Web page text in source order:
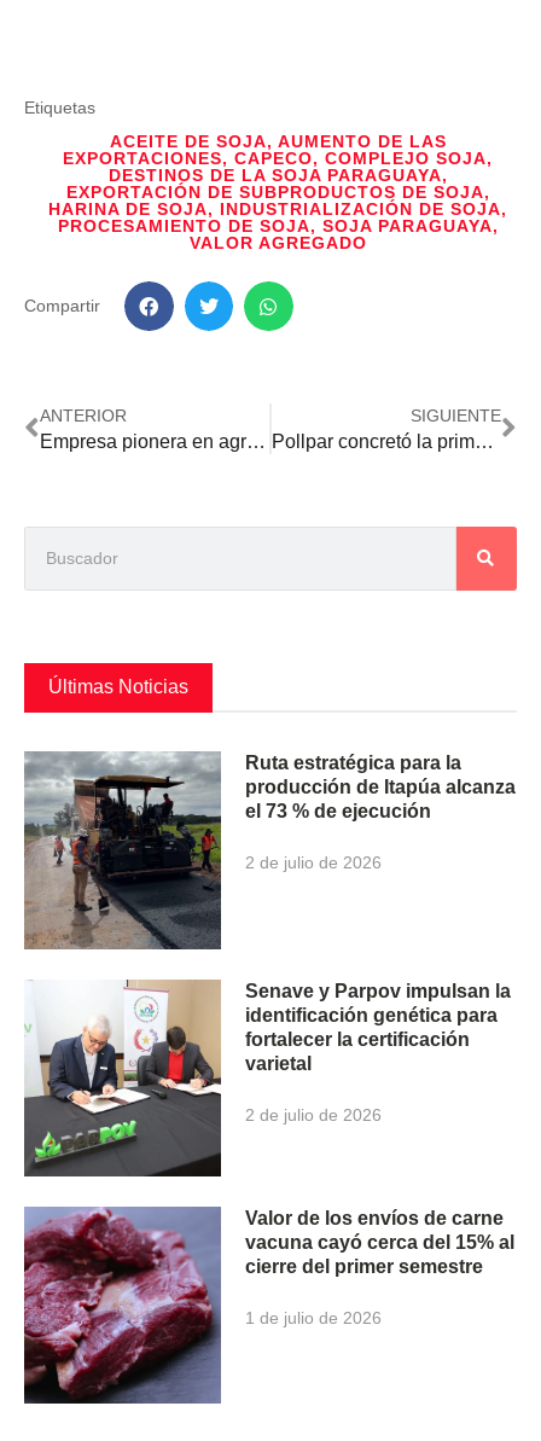
Etiquetas
ACEITE DE SOJA, AUMENTO DE LAS
EXPORTACIONES, CAPECO, COMPLEJO SOJA,
DESTINOS DE LA SOJA PARAGUAYA,
EXPORTACIÓN DE SUBPRODUCTOS DE SOJA,
HARINA DE SOJA, INDUSTRIALIZACIÓN DE SOJA,
PROCESAMIENTO DE SOJA, SOJA PARAGUAYA,
VALOR AGREGADO
Compartir
ANTERIOR
Empresa pionera en agricultura urbana en interiores fue destacada en los Premios ADEC
SIGUIENTE
Pollpar concretó la primera exportación de carne avícola a Filipinas
Últimas Noticias
Ruta estratégica para la
producción de Itapúa alcanza
el 73 % de ejecución
2 de julio de 2026
Senave y Parpov impulsan la
identificación genética para
fortalecer la certificación
varietal
2 de julio de 2026
Valor de los envíos de carne
vacuna cayó cerca del 15% al
cierre del primer semestre
1 de julio de 2026